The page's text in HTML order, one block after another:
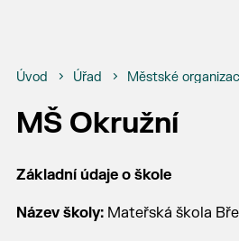
Úvod Úřad Městské
MŠ Okružní
Základní údaje o škole
Název školy:Mateřská škola